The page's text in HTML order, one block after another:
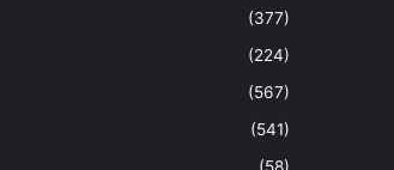
(377)
(224)
(567)
(541)